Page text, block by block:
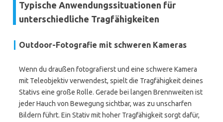
Typische Anwendungssituationen für
unterschiedliche Tragfähigkeiten
Outdoor-Fotografie mit schweren Kameras
Wenn du draußen fotografierst und eine schwere Kamera
mit Teleobjektiv verwendest, spielt die Tragfähigkeit deines
Stativs eine große Rolle. Gerade bei langen Brennweiten ist
jeder Hauch von Bewegung sichtbar, was zu unscharfen
Bildern führt. Ein Stativ mit hoher Tragfähigkeit sorgt dafür,